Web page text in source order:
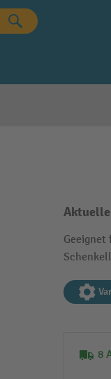
Geeignet
8